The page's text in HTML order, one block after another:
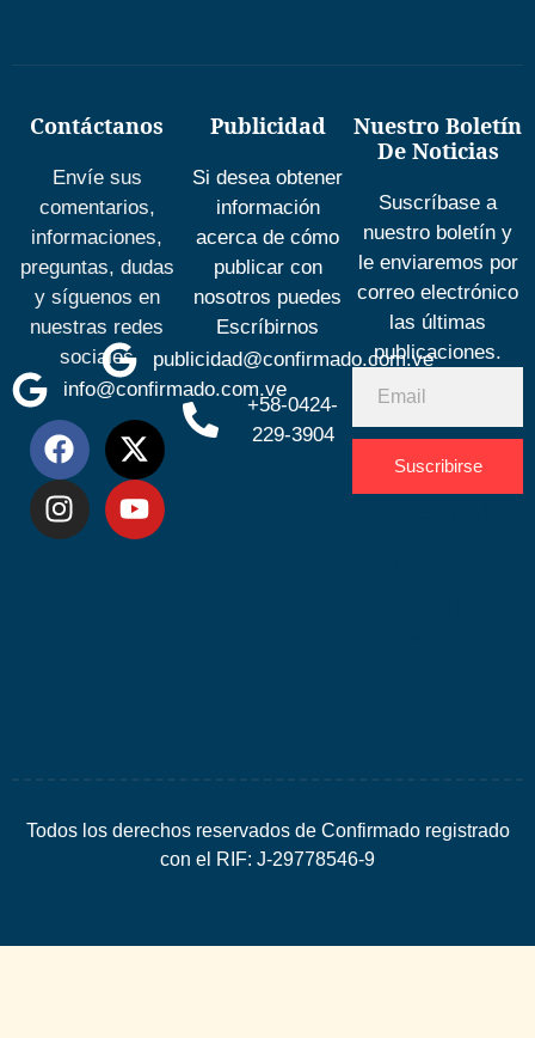
Contáctanos
Envíe sus
comentarios,
informaciones,
preguntas, dudas
y síguenos en
nuestras redes
sociales
info@confirmado.com.ve
Publicidad
Si desea obtener
información
acerca de cómo
publicar con
nosotros puedes
Escríbirnos
publicidad@confirmado.com.ve
+58-0424-
229-3904
Nuestro Boletín
De Noticias
Suscríbase a
nuestro boletín y
le enviaremos por
correo electrónico
las últimas
publicaciones.
Suscribirse
Todos los derechos reservados de Confirmado registrado
con el RIF: J-29778546-9